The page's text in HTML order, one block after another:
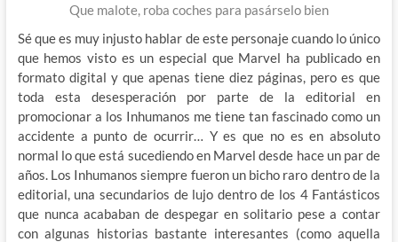
Que malote, roba coches para pasárselo bien
Sé que es muy injusto hablar de este personaje cuando lo único
que hemos visto es un especial que Marvel ha publicado en
formato digital y que apenas tiene diez páginas, pero es que
toda esta desesperación por parte de la editorial en
promocionar a los Inhumanos me tiene tan fascinado como un
accidente a punto de ocurrir… Y es que no es en absoluto
normal lo que está sucediendo en Marvel desde hace un par de
años. Los Inhumanos siempre fueron un bicho raro dentro de la
editorial, una secundarios de lujo dentro de los 4 Fantásticos
que nunca acababan de despegar en solitario pese a contar
con algunas historias bastante interesantes (como aquella